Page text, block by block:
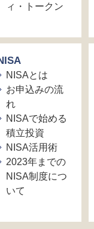
ィ・トークン
NISAとは
お申込みの流
れ
NISAで始める
積立投資
NISA活用術
2023年までの
NISA制度につ
いて